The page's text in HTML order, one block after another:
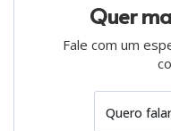
Quer
Fale com um
Quero